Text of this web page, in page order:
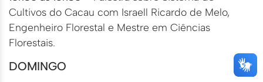
Cultivos do Cacau com Israell Ricardo de Melo,
Engenheiro Florestal e Mestre em Ciências
Florestais.
DOMINGO